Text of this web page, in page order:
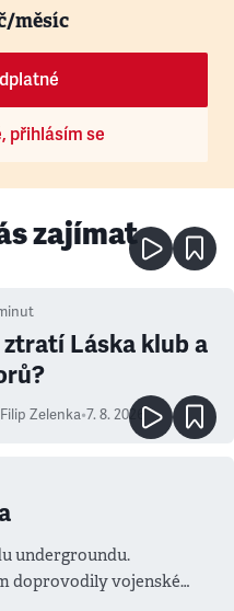
měsíc
přihlásím se
zajímat
Láska klub a
Filip Zelenka•7. 8. 2026
undergroundu.
doprovodily vojenské